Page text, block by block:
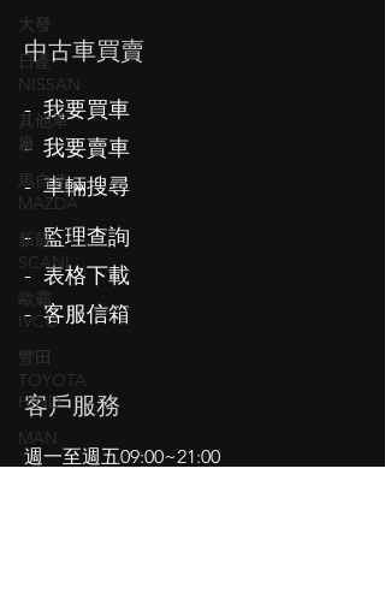
大發
日產
NISSAN
其他車
廠
馬自達
MAZDA
新凱
SCANI
歐霸
IVCO
豐田
TOYOTA
HIND
MAN
VOLVO
​中古車買賣
- 我要買車
- 我要賣車
- 車輛搜尋
- 監理查詢
- 表格下載
- 客服信箱
客戶服務
週一至週五09:00~21:00